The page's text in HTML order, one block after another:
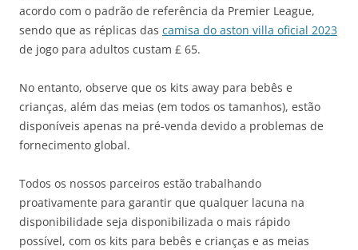
acordo com o padrão de referência da Premier League,
sendo que as réplicas das camisa do aston villa oficial 2023
de jogo para adultos custam £ 65.
No entanto, observe que os kits away para bebês e
crianças, além das meias (em todos os tamanhos), estão
disponíveis apenas na pré-venda devido a problemas de
fornecimento global.
Todos os nossos parceiros estão trabalhando
proativamente para garantir que qualquer lacuna na
disponibilidade seja disponibilizada o mais rápido
possível, com os kits para bebês e crianças e as meias